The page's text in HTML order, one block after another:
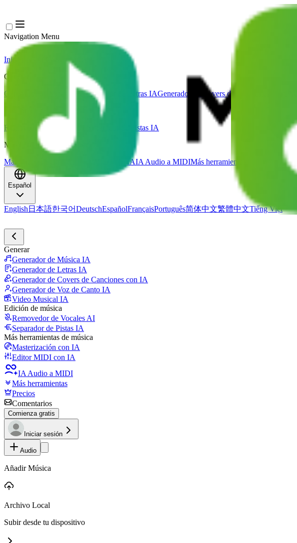
Navigation Menu
Iniciar sesión Close menu
Generar
Generador de Música IAGenerador de Letras IAGenerador de Covers de Canciones con IA
Removedor de Vocales AI
Separador de Pistas IA
Más herramientas de música
Masterización con IA
Editor MIDI con IAIA Audio a MIDIMás herramientas
Español
English 日本語한국어DeutschEspañolFrançaisPortuguês简体中文繁體中文Tiếng Việt
Generar
Generador de Música IA
Generador de Letras IA
Generador de Covers de Canciones con IA
Generador de Voz de Canto IA
Video Musical IA
Edición de música
Removedor de Vocales AI
Separador de Pistas IA
Más herramientas de música
Masterización con IA
Editor MIDI con IA
IA Audio a MIDI
Más herramientas
Precios
Comentarios
Comienza gratis
Iniciar sesión
Audio
Añadir Música
Archivo Local
Subir desde tu dispositivo